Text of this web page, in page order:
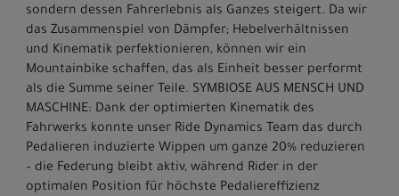
sondern dessen Fahrerlebnis als Ganzes steigert. Da wir
das Zusammenspiel von Dämpfer; Hebelverhältnissen
und Kinematik perfektionieren, können wir ein
Mountainbike schaffen, das als Einheit besser performt
als die Summe seiner Teile. SYMBIOSE AUS MENSCH UND
MASCHINE: Dank der optimierten Kinematik des
Fahrwerks konnte unser Ride Dynamics Team das durch
Pedalieren induzierte Wippen um ganze 20% reduzieren
– die Federung bleibt aktiv, während Rider in der
optimalen Position für höchste Pedaliereffizienz